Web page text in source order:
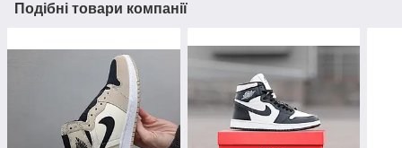
Подібні товари компанії